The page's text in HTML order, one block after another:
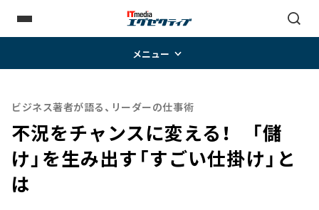
メニュー
ビジネス著者が語る、リーダーの仕事術
不況をチャンスに変える！ 「儲
け」を生み出す「すごい仕掛け」と
は